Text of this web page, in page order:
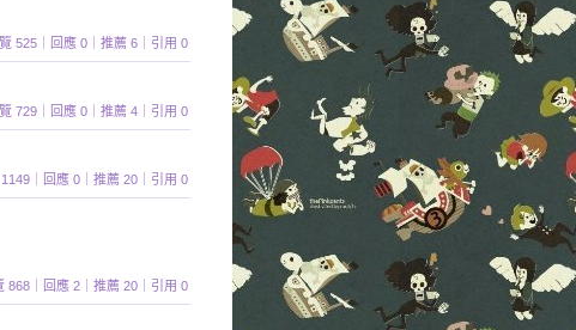
525｜回應 0｜推薦 6｜引用 0
729｜回應 0｜推薦 4｜引用 0
｜回應 0｜推薦 20｜引用 0
868｜回應 2｜推薦 20｜引用 0